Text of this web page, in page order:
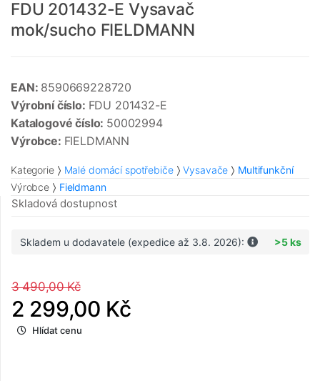
FDU 201432-E Vysavač
mok/sucho FIELDMANN
EAN: 8590669228720
Výrobní číslo: FDU 201432-E
Katalogové číslo: 50002994
Výrobce: FIELDMANN
Kategorie Malé domácí spotřebiče Vysavače
Multifunkční
Výrobce
Fieldmann
Skladová dostupnost
Skladem u dodavatele (expedice až 3.8. 2026): >5 ks
3 490,00 Kč
2 299,00 Kč
Hlídat cenu